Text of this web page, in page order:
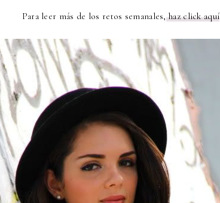
Para leer más de los retos semanales,haz click aquí